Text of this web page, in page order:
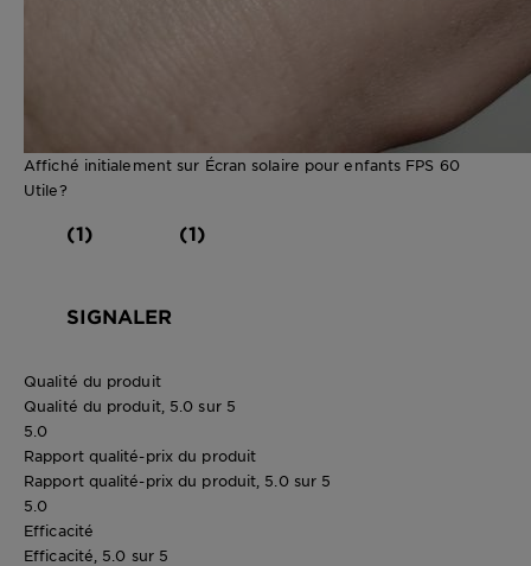
Affiché initialement sur Écran solaire pour enfants FPS 60
Utile?
(1) (1)
SIGNALER
Qualité du produit
Qualité du produit, 5.0 sur 5
5.0
Rapport qualité-prix du produit
Rapport qualité-prix du produit, 5.0 sur 5
5.0
Efficacité
Efficacité, 5.0 sur 5